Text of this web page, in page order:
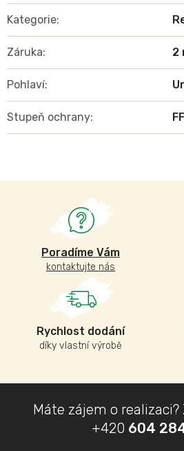
Poradíme Vám
kontaktujte nás
Rychlost dodání
díky vlastní výrobě
Kategorie:
Záruka: 2
Pohlaví:
Stupeň ochrany:
Máte zájem o
+420 604